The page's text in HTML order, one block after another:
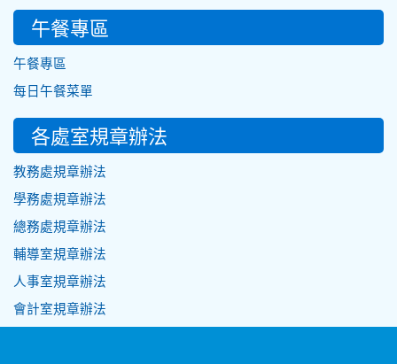
午餐專區
午餐專區
每日午餐菜單
各處室規章辦法
教務處規章辦法
學務處規章辦法
總務處規章辦法
輔導室規章辦法
人事室規章辦法
會計室規章辦法